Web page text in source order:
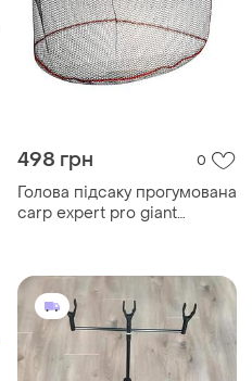
498 грн 0
Голова підсаку прогумована
carp expert pro giant